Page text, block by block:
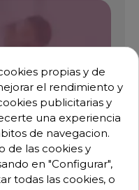
propias y de
el rendimiento y
publicitarias y
una experiencia
de navegacion.
de las cookies y
en "Configurar",
todas las cookies, o